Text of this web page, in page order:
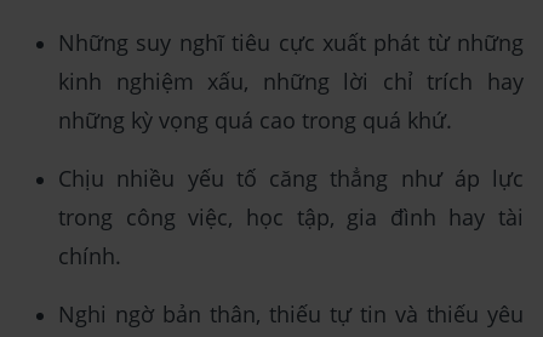
Những suy nghĩ tiêu cực xuất phát từ những
kinh nghiệm xấu, những lời chỉ trích hay
những kỳ vọng quá cao trong quá khứ.
Chịu nhiều yếu tố căng thẳng như áp lực
trong công việc, học tập, gia đình hay tài
chính.
Nghi ngờ bản thân, thiếu tự tin và thiếu yêu